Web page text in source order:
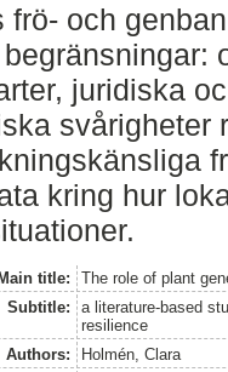
frö- och
juridiska
svårigheter
kring hur
Main title:
The role of plant
Subtitle:
a literature-based
resilience
Authors:
Holmén, Clara